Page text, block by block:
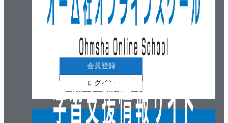
会員登録
ログイン